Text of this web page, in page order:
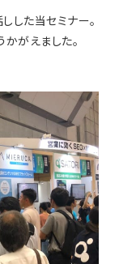
した当セミナー。
がえました。